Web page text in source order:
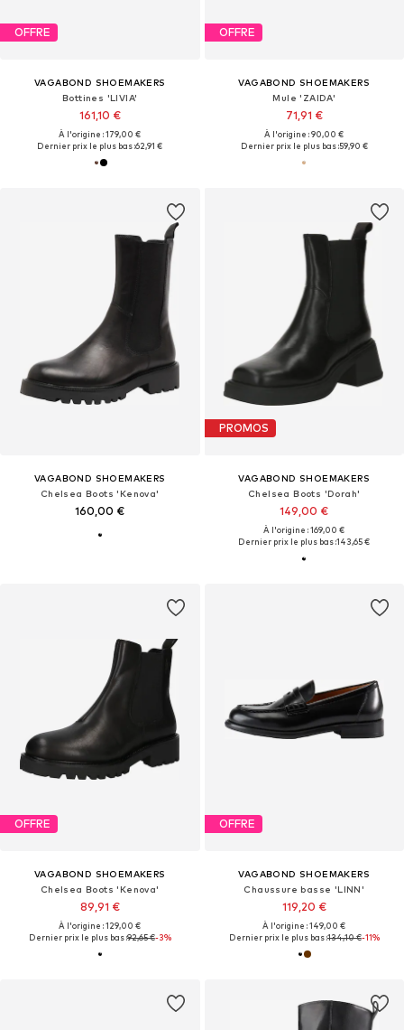
OFFRE
VAGABOND SHOEMAKERS
Bottines 'LIVIA'
161,10 €
À l'origine : 179,00 €
Dernier prix le plus bas :62,91 €
OFFRE
VAGABOND SHOEMAKERS
Mule 'ZAIDA'
71,91 €
À l'origine : 90,00 €
Dernier prix le plus bas :59,90 €
VAGABOND SHOEMAKERS
Chelsea Boots 'Kenova'
160,00 €
PROMOS
VAGABOND SHOEMAKERS
Chelsea Boots 'Dorah'
149,00 €
À l'origine : 169,00 €
Dernier prix le plus bas :143,65 €
OFFRE
VAGABOND SHOEMAKERS
Chelsea Boots 'Kenova'
89,91 €
À l'origine : 129,00 €
Dernier prix le plus bas :92,65 €-3%
OFFRE
VAGABOND SHOEMAKERS
Chaussure basse 'LINN'
119,20 €
À l'origine : 149,00 €
Dernier prix le plus bas :134,10 €-11%